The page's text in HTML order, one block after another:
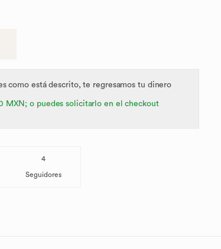
como está descrito, te regresamos tu dinero
MXN; o puedes solicitarlo en el checkout
4
Seguidores